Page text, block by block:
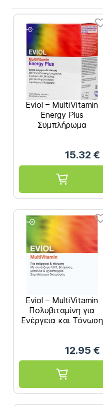
Eviol – MultiVitamin
Energy Plus
Συμπλήρωμα
Απελευθέρωση
Ενέργειας στον
Οργανισμό 30 caps
15.32 €
Eviol – MultiVitamin
Πολυβιταμίνη για
Ενέργεια και Τόνωση
12.95 €